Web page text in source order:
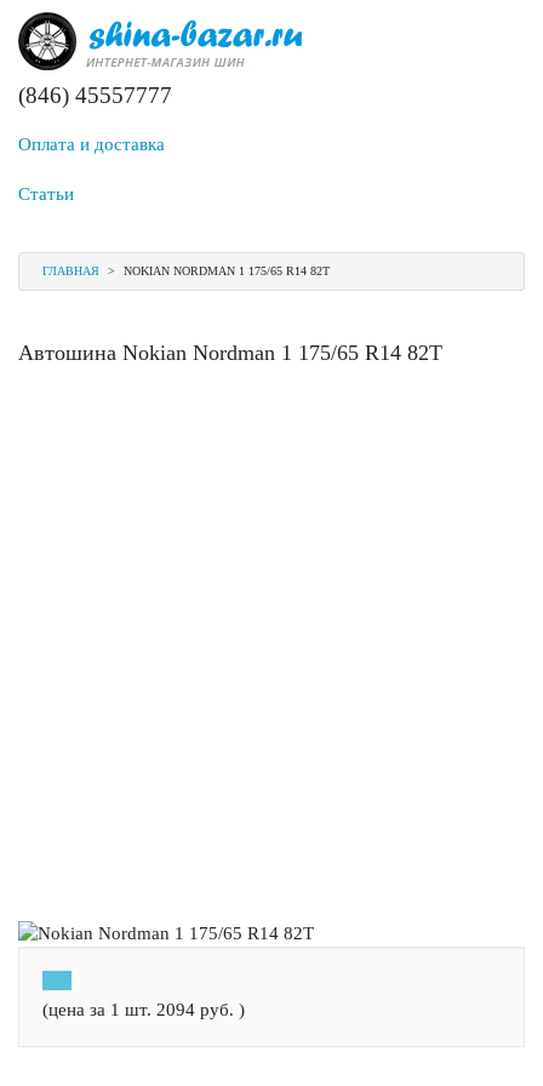
(846) 45557777
Оплата и доставка
Статьи
ГЛАВНАЯ > NOKIAN NORDMAN 1 175/65 R14 82T
Автошина Nokian Nordman 1 175/65 R14 82T
(цена за 1 шт. 2094 руб. )